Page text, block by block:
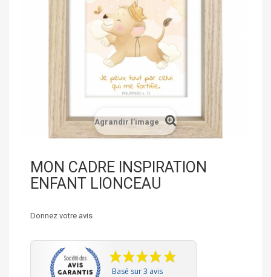
Agrandir l'image
MON CADRE INSPIRATION
ENFANT LIONCEAU
Donnez votre avis
Basé sur 3 avis